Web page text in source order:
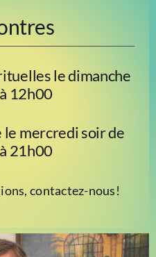
le dimanche
12h00
le mercredi soir de
21h00
contactez-nous!